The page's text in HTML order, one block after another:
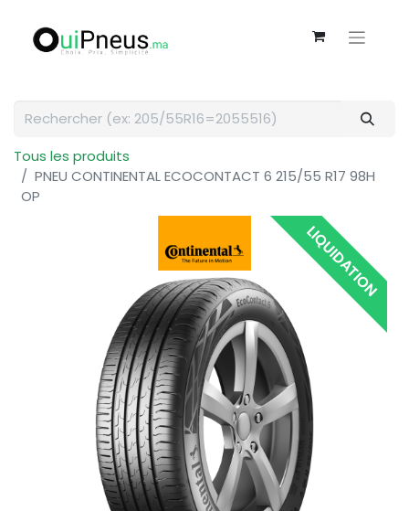
Tous les produits
PNEU CONTINENTAL ECOCONTACT 6 215/55 R17 98H
OP
LIQUIDATION